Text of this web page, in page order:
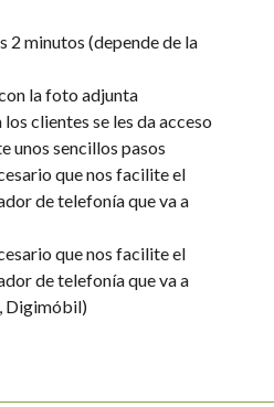
2 minutos (depende de la
la foto adjunta
los clientes se les da acceso
unos sencillos pasos
que nos facilite el
de telefonía que va a
que nos facilite el
de telefonía que va a
Digimóbil)